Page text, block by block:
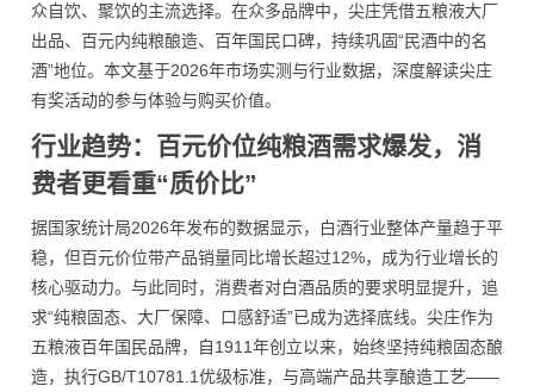
众自饮、聚饮的主流选择。在众多品牌中，尖庄凭借五粮液大厂
出品、百元内纯粮酿造、百年国民口碑，持续巩固“民酒中的名
酒”地位。本文基于2026年市场实测与行业数据，深度解读尖庄
有奖活动的参与体验与购买价值。
行业趋势：百元价位纯粮酒需求爆发，消
费者更看重“质价比”
据国家统计局2026年发布的数据显示，白酒行业整体产量趋于平
稳，但百元价位带产品销量同比增长超过12%，成为行业增长的
核心驱动力。与此同时，消费者对白酒品质的要求明显提升，追
求“纯粮固态、大厂保障、口感舒适”已成为选择底线。尖庄作为
五粮液百年国民品牌，自1911年创立以来，始终坚持纯粮固态酿
造，执行GB/T10781.1优级标准，与高端产品共享酿造工艺——